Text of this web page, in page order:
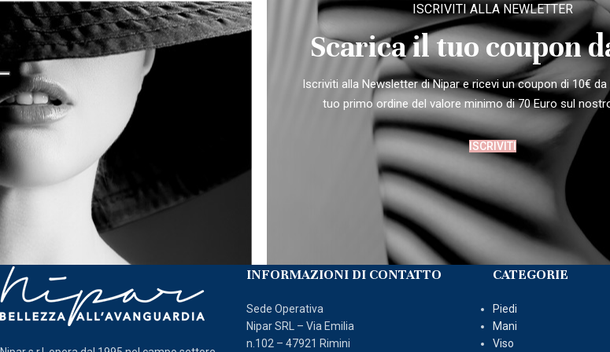
ISCRIVITI ALLA NEWLETTER
Scarica il tuo coupon
Iscriviti alla Newsletter di Nipar e ricevi un coupon di 10€ da
tuo primo ordine del valore minimo di 70 Euro sul
ISCRIVITI
INFORMAZIONI DI CONTATTO
Sede Operativa
Nipar SRL – Via Emilia
n.102 – 47921 Rimini
CATEGORIE
Piedi
Mani
Viso